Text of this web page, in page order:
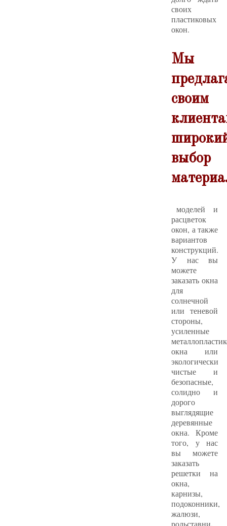
своих
пластиковых
окон.
Мы
своим
выбор
моделей и
расцветок
окон, а также
вариантов
конструкций.
У нас вы
можете
заказать окна
для
солнечной
или теневой
стороны,
усиленные
окна или
экологически
чистые и
безопасные,
солидно и
дорого
выглядящие
деревянные
окна. Кроме
того, у нас
вы можете
заказать
решетки на
окна,
карнизы,
подоконники,
жалюзи,
рольставни.